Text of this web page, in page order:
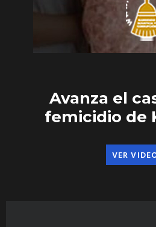
Avanza el
femicidio de
VER